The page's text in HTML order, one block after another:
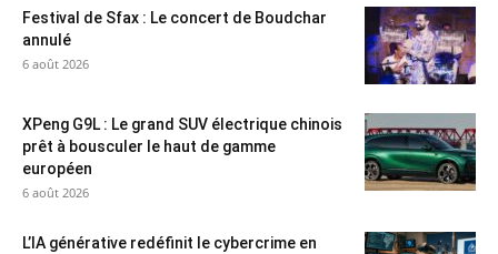
Festival de Sfax : Le concert de Boudchar
annulé
6 août 2026
XPeng G9L : Le grand SUV électrique chinois
prêt à bousculer le haut de gamme
européen
6 août 2026
L’IA générative redéfinit le cybercrime en